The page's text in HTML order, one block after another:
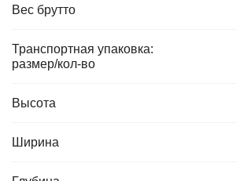
Вес брутто
Транспортная упаковка:
размер/кол-во
Высота
Ширина